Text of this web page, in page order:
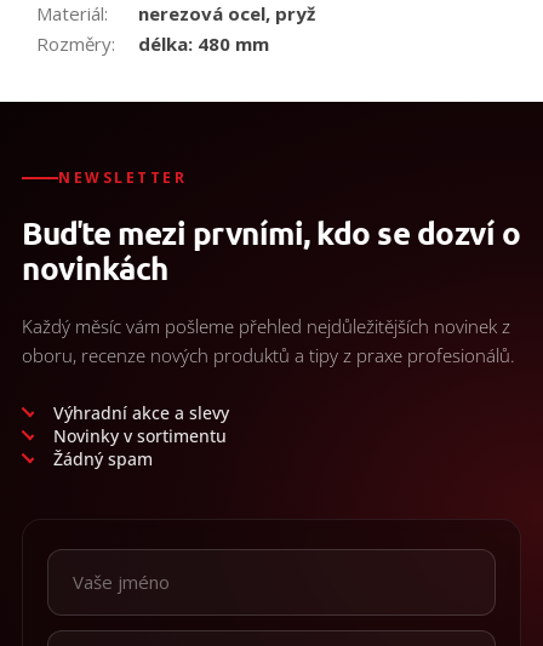
Materiál:
nerezová ocel, pryž
Rozměry: délka: 480 mm
NEWSLETTER
Buďte mezi prvními, kdo se dozví o
novinkách
Každý měsíc vám pošleme přehled nejdůležitějších novinek z
oboru, recenze nových produktů a tipy z praxe profesionálů.
Výhradní akce a slevy
Novinky v sortimentu
Žádný spam